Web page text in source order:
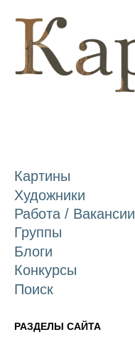
Картины
Художники
Работа / Вакансии
Группы
Блоги
Конкурсы
Поиск
РАЗДЕЛЫ САЙТА